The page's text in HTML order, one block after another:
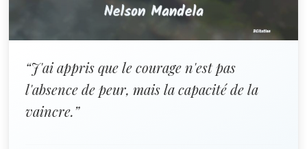
“J'ai appris que le courage n'est pas
l'absence de peur, mais la capacité de la
vaincre.”